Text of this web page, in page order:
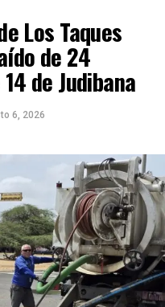
Los Taques
de 24
de Judibana
6, 2026